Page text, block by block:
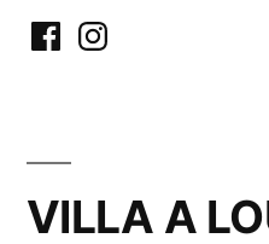
FacebookInstagram
VILLA A